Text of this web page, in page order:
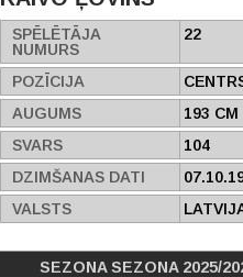
SPĒLĒTĀJA
NUMURS
22
POZĪCIJA
AUGUMS
193 CM
SVARS
104
DZIMŠANAS DATI
VALSTS
SEZONA SEZONA 2025/